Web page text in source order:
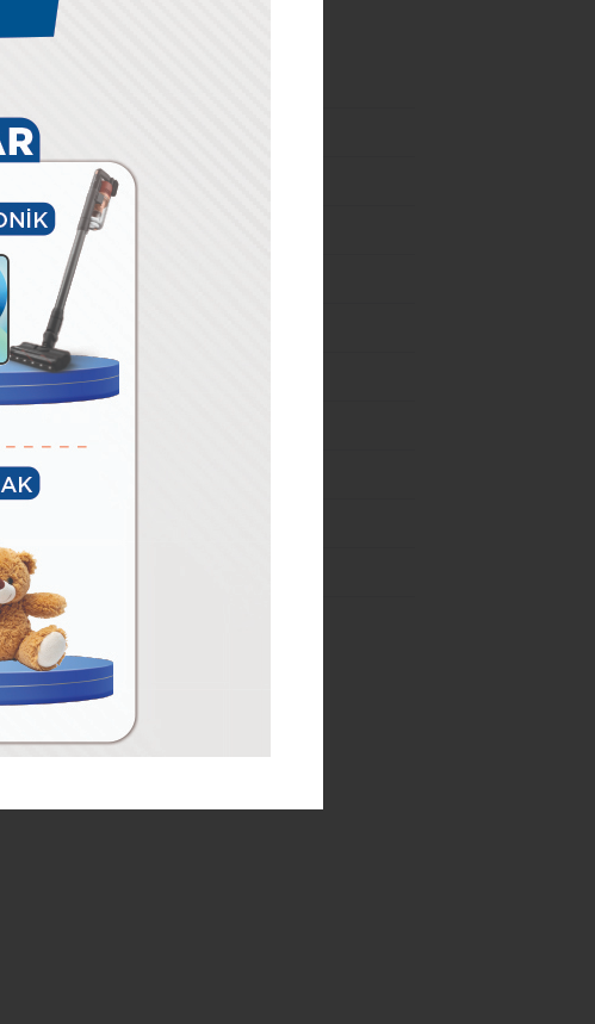
03 Haziran-24 Ağustos
01-07 Ağustos
02-31 Ağustos
04-31 Ağustos